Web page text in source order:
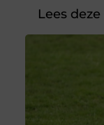
Lees deze